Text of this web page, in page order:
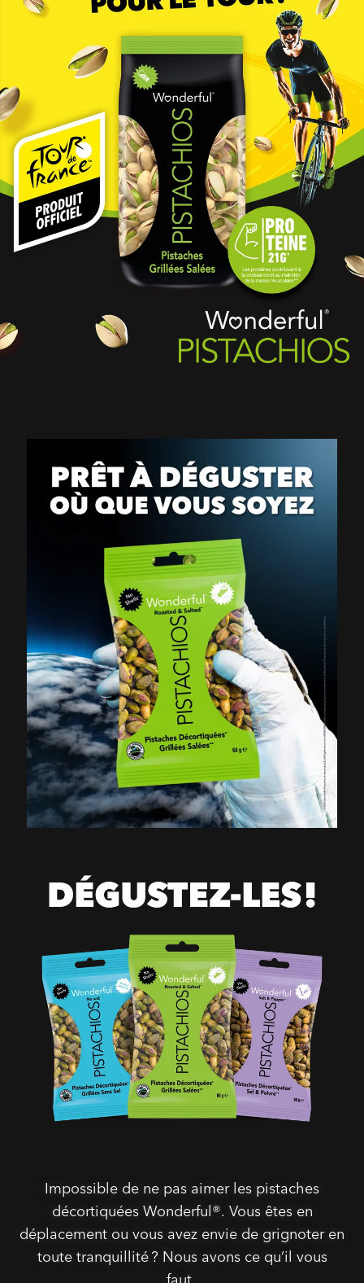
Impossible de ne pas aimer les pistaches
décortiquées Wonderful®. Vous êtes en
déplacement ou vous avez envie de grignoter en
toute tranquillité ? Nous avons ce qu’il vous
faut .